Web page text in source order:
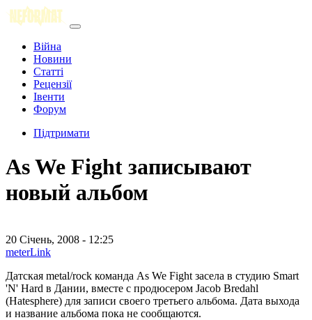
Війна
Новини
Статті
Рецензії
Івенти
Форум
Підтримати
As We Fight записывают
новый альбом
20 Січень, 2008 - 12:25
meterLink
Датская metal/rock команда As We Fight засела в студию Smart
'N' Hard в Дании, вместе с продюсером Jacob Bredahl
(Hatesphere) для записи своего третьего альбома. Дата выхода
и название альбома пока не сообщаются.